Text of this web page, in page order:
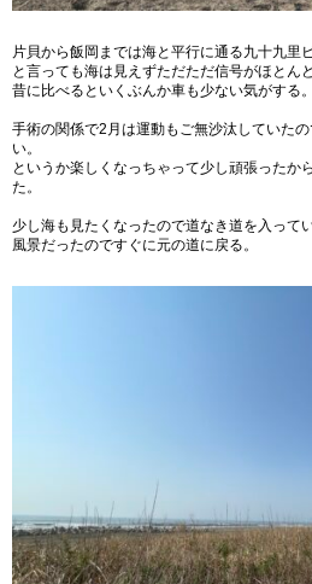
片貝から飯岡までは海と平行に通る九十九里
と言っても海は見えずただただ信号がほとん
昔に比べるといくぶんか車も少ない気がする。
手術の関係で2月は運動もご無沙汰していた
い。
というか楽しくなっちゃって少し頑張ったか
た。
少し海も見たくなったので道なき道を入って
風景だったのですぐに元の道に戻る。